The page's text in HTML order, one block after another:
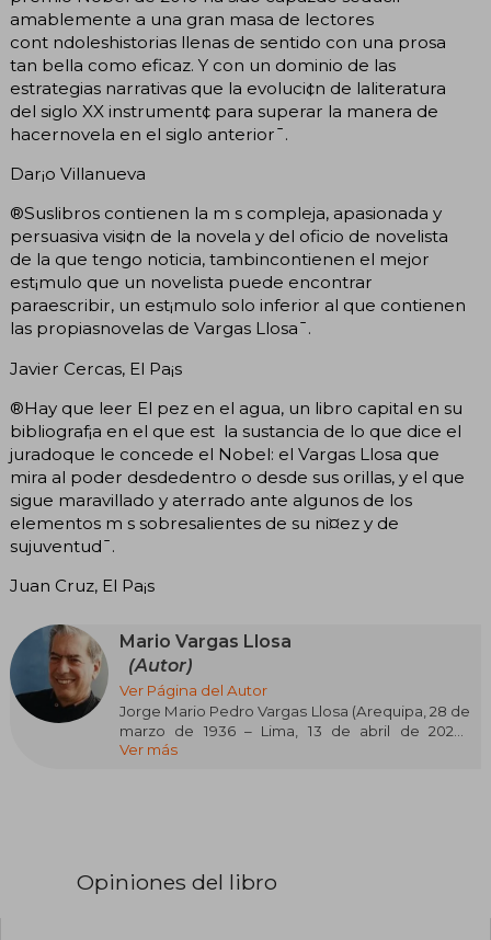
amablemente a una gran masa de lectores
cont ndoleshistorias llenas de sentido con una prosa
tan bella como eficaz. Y con un dominio de las
estrategias narrativas que la evoluci¢n de laliteratura
del siglo XX instrument¢ para superar la manera de
hacernovela en el siglo anterior¯.
Dar¡o Villanueva
®Suslibros contienen la m s compleja, apasionada y
persuasiva visi¢n de la novela y del oficio de novelista
de la que tengo noticia, tambincontienen el mejor
est¡mulo que un novelista puede encontrar
paraescribir, un est¡mulo solo inferior al que contienen
las propiasnovelas de Vargas Llosa¯.
Javier Cercas, El Pa¡s
®Hay que leer El pez en el agua, un libro capital en su
bibliograf¡a en el que est la sustancia de lo que dice el
juradoque le concede el Nobel: el Vargas Llosa que
mira al poder desdedentro o desde sus orillas, y el que
sigue maravillado y aterrado ante algunos de los
elementos m s sobresalientes de su ni¤ez y de
sujuventud¯.
Juan Cruz, El Pa¡s
Mario Vargas Llosa
(Autor)
Ver Página del Autor
Jorge Mario Pedro Vargas Llosa (Arequipa, 28 de
marzo de 1936 – Lima, 13 de abril de 2025),
marqués de Vargas Llosa, fue un novelista,
XXI. Recibió el Premio Nobel de Literatura en
Ver más
Opiniones del libro